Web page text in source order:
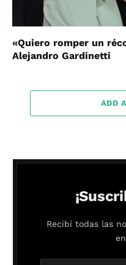
«Quiero romper un
Alejandro Gardinetti
ADD
Recibí todas las